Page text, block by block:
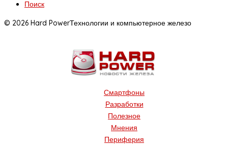
Поиск
© 2026 Hard PowerТехнологии и компьютерное железо
Смартфоны
Разработки
Полезное
Мнения
Периферия